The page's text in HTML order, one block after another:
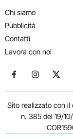
Chi siamo
Pubblicità
Contatti
Lavora con noi
Seguici suSeguici su
Sito realizzato con
n. 385 del 19/